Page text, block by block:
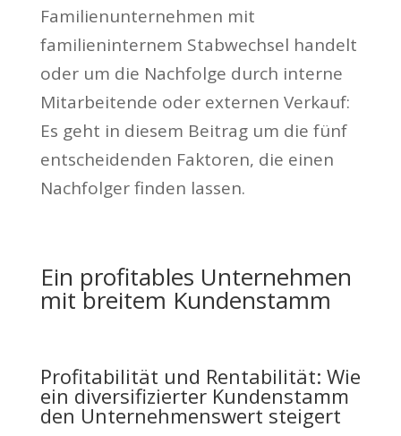
Familienunternehmen mit
familieninternem Stabwechsel handelt
oder um die Nachfolge durch interne
Mitarbeitende oder externen Verkauf:
Es geht in diesem Beitrag um die fünf
entscheidenden Faktoren, die einen
Nachfolger finden lassen.
Ein profitables Unternehmen
mit breitem Kundenstamm
Profitabilität und Rentabilität: Wie
ein diversifizierter Kundenstamm
den Unternehmenswert steigert